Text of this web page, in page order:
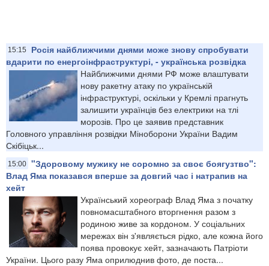
15:15
Росія найближчими днями може знову спробувати
вдарити по енергоінфраструктурі, - українська розвідка
Найближчими днями РФ може влаштувати
нову ракетну атаку по українській
інфраструктурі, оскільки у Кремлі прагнуть
залишити українців без електрики на тлі
морозів. Про це заявив представник
Головного управління розвідки Міноборони України Вадим
Скібіцьк...
15:00 "Здоровому мужику не соромно за своє боягузтво":
Влад Яма показався вперше за довгий час і натрапив на
хейт
Український хореограф Влад Яма з початку
повномасштабного вторгнення разом з
родиною живе за кордоном. У соціальних
мережах він з'являється рідко, але кожна його
поява провокує хейт, зазначають Патріоти
України. Цього разу Яма оприлюднив фото, де поста...